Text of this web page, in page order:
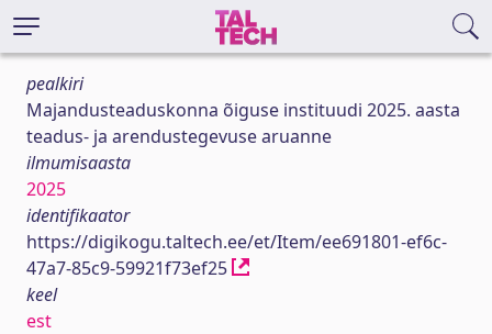
pealkiri
Majandusteaduskonna õiguse instituudi 2025. aasta
teadus- ja arendustegevuse aruanne
ilmumisaasta
2025
identifikaator
https://digikogu.taltech.ee/et/Item/ee691801-ef6c-
47a7-85c9-59921f73ef25
keel
est